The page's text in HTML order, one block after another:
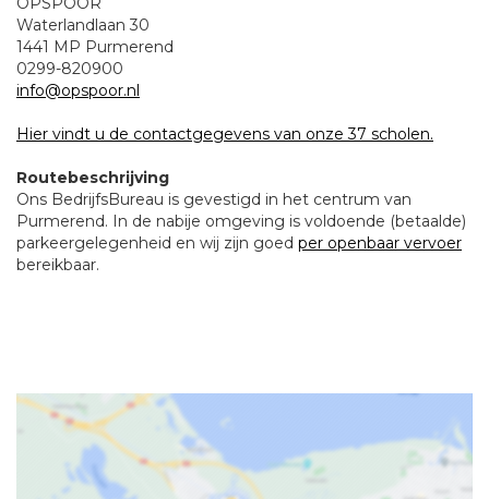
Waterlandlaan 30
1441 MP Purmerend
0299-820900
info@opspoor.nl
Hier vindt u de contactgegevens van onze 37 scholen.
Routebeschrijving
Ons BedrijfsBureau is gevestigd in het centrum van
Purmerend. In de nabije omgeving is voldoende (betaalde)
parkeergelegenheid en wij zijn goed per openbaar vervoer
bereikbaar.